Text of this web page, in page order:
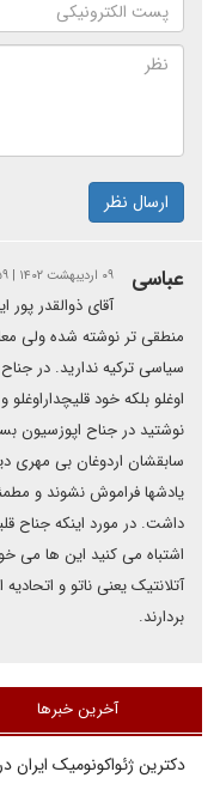
ارسال نظر
عباسی ۰۹ اردیبهشت ۱۴۰۲ | ۲۱:۵۹
آقای ذوالقدر
منطقی تر نوشته شده ولی
سیاسی ترکیه ندارید. در
اوغلو بلکه خود
نوشتید در جناح اپوزسیون
سابقشان اردوغان بی مهری
یادشها فراموش نشوند و
داشت. در مورد اینکه جناح
اشتباه می کنید این ها می
آتلانتیک یعنی ناتو و
بردارند.
آخرین خبرها
دکترین ژئواکونومیک